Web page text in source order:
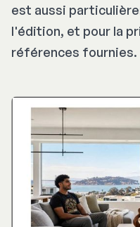
est aussi
l'édition, et pour la
références fournies.